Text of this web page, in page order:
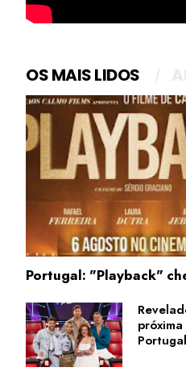
OS MAIS LIDOS
Portugal: "Playback"